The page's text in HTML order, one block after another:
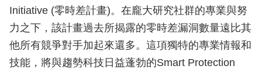
Initiative (零時差計畫)。在龐大研究社群的專業與努
力之下，該計畫過去所揭露的零時差漏洞數量遠比其
他所有競爭對手加起來還多。這項獨特的專業情報和
技能，將與趨勢科技日益蓬勃的Smart Protection